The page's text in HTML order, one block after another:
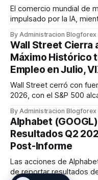
El comercio mundial de
impulsado por la IA,
disrupciones
comercio, que depende
y el mercado...
By Administracion Blogforex
Wall Street Cierra
Máximo Histórico
Empleo en Julio,
Wall Street cerró con
2026, con el S&P 500
54,036.93 y el Nasdaq
El impulso provino de un
inesperadamente ...
By Administracion Blogforex
Alphabet
Resultados Q2
Post-Informe
Las acciones de
de reportar resultados